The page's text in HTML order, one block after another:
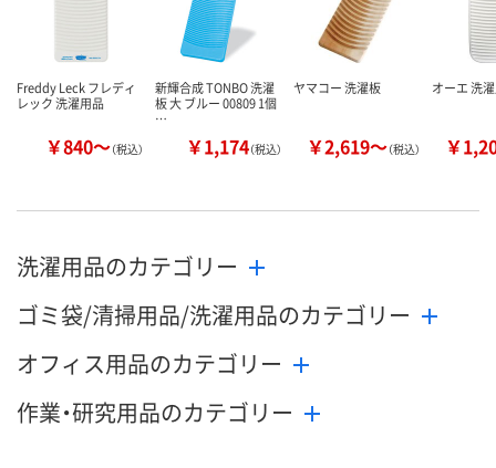
Freddy Leck フレディ
レック 洗濯用品
￥840～（税込）
新輝合成 TONBO 洗濯
板 大 ブルー 00809 1個
…
￥1,174（税込）
ヤマコー 洗濯板
￥2,619～（税込）
オーエ 洗
￥
洗濯用品のカテゴリー
ゴミ袋/清掃用品/洗濯用品のカテゴリー
オフィス用品のカテゴリー
作業・研究用品のカテゴリー